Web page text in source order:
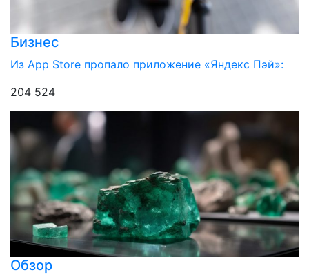
Бизнес
Из App Store пропало приложение «Яндекс Пэй»:
204 524
Обзор